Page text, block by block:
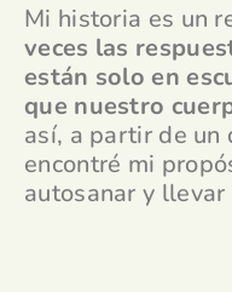
Mi historia es un
veces las
están solo en
que nuestro
así, a partir de un
encontré mi
autosanar y